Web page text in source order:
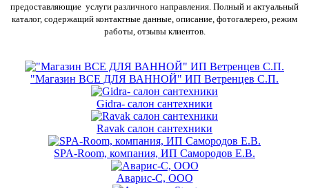
предоставляющие услуги различного направления. Полный и актуальный
каталог, содержащий контактные данные, описание, фотогалерею, режим
работы, отзывы клиентов.
"Магазин ВСЕ ДЛЯ ВАННОЙ" ИП Ветренцев С.П.
Gidra- салон сантехники
Ravak салон сантехники
SPA-Room, компания, ИП Самородов Е.В.
Аварис-С, ООО